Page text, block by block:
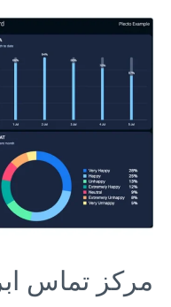
مرکز تماس